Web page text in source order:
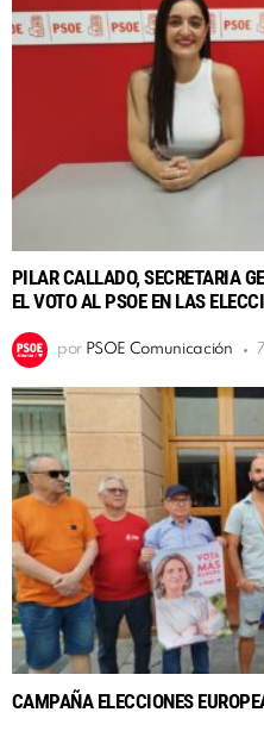
PILAR CALLADO, SECRETARIA
EL VOTO AL PSOE EN LAS
por PSOE Comunicación
CAMPAÑA ELECCIONES